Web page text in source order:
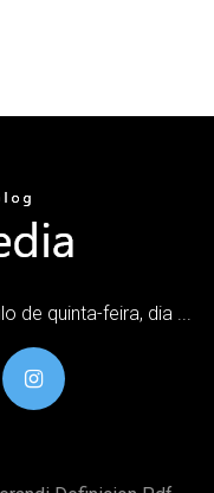
de quinta-feira, dia ...